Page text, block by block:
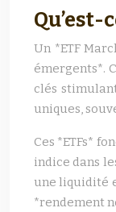
Qu’est-
Un *ETF
émergents*.
clés
uniques,
Ces *ETFs*
indice dans
une liquidité
*rendement